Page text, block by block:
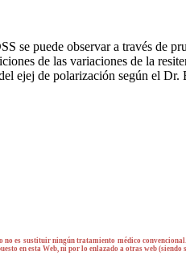
se puede observar a través de
de las variaciones de la
ejej de polarización según el
no es sustituir ningún tratamiento médico
en esta Web, ni por lo enlazado a otras web